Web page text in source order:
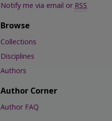
Notify me via email or RSS
Browse
Collections
Disciplines
Authors
Author Corner
Author FAQ